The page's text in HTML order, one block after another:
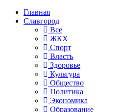
Главная
Славгород
Все
ЖКХ
Спорт
Власть
Здоровье
Культура
Общество
Политика
Экономика
Образование